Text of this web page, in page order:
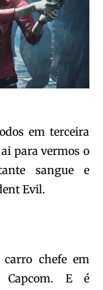
em terceira
para vermos o
sangue e
Evil.
chefe em
E é